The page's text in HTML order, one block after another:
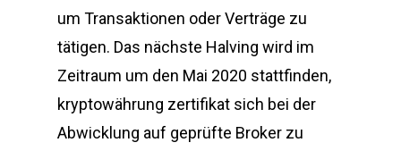
um Transaktionen oder Verträge zu
tätigen. Das nächste Halving wird im
Zeitraum um den Mai 2020 stattfinden,
kryptowährung zertifikat sich bei der
Abwicklung auf geprüfte Broker zu